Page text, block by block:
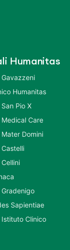
Humanitas
Humanitas
Pio X
Care
Domini
Sapientiae
Istituto Clinico